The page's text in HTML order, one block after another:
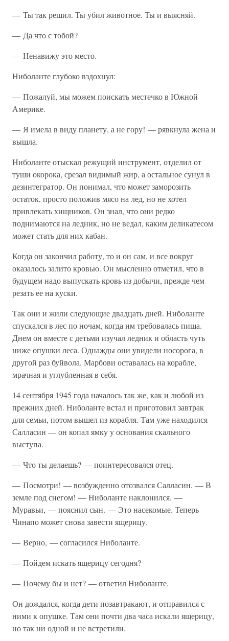
— Ты так решил. Ты убил животное. Ты и выясняй.
— Да что с тобой?
— Ненавижу это место.
Ниболанте глубоко вздохнул:
— Пожалуй, мы можем поискать местечко в Южной
Америке.
— Я имела в виду планету, а не гору! — рявкнула жена и
вышла.
Ниболанте отыскал режущий инструмент, отделил от
туши окорока, срезал видимый жир, а остальное сунул в
дезинтегратор. Он понимал, что может заморозить
остаток, просто положив мясо на лед, но не хотел
привлекать хищников. Он знал, что они редко
поднимаются на ледник, но не ведал, каким деликатесом
может стать для них кабан.
Когда он закончил работу, то и он сам, и все вокруг
оказалось залито кровью. Он мысленно отметил, что в
будущем надо выпускать кровь из добычи, прежде чем
резать ее на куски.
Так они и жили следующие двадцать дней. Ниболанте
спускался в лес по ночам, когда им требовалась пища.
Днем он вместе с детьми изучал ледник и область чуть
ниже опушки леса. Однажды они увидели носорога, в
другой раз буйвола. Марбови оставалась на корабле,
мрачная и углубленная в себя.
14 сентября 1945 года началось так же, как и любой из
прежних дней. Ниболанте встал и приготовил завтрак
для семьи, потом вышел из корабля. Там уже находился
Салласин — он копал ямку у основания скального
выступа.
— Что ты делаешь? — поинтересовался отец.
— Посмотри! — возбужденно отозвался Салласин. — В
земле под снегом! — Ниболанте наклонился. —
Муравьи, — пояснил сын. — Это насекомые. Теперь
Чинапо может снова завести ящерицу.
— Верно, — согласился Ниболанте.
— Пойдем искать ящерицу сегодня?
— Почему бы и нет? — ответил Ниболанте.
Он дождался, когда дети позавтракают, и отправился с
ними к опушке. Там они почти два часа искали ящерицу,
но так ни одной и не встретили.